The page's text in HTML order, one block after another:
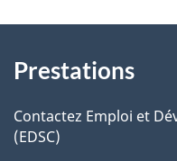
l
s
e
o
t
e
r
propos
de
Prestations
Contactez Emploi et
(EDSC)